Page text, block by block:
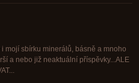
mojí sbírku minerálů, básně a mnoho
a nebo již neaktuální příspěvky...ALE